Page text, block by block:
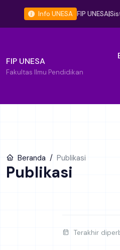
Info UNESA FIP UNESA|
FIP UNESA
Fakultas Ilmu Pendidikan
Beranda Publikasi
Publikasi
Terakhir